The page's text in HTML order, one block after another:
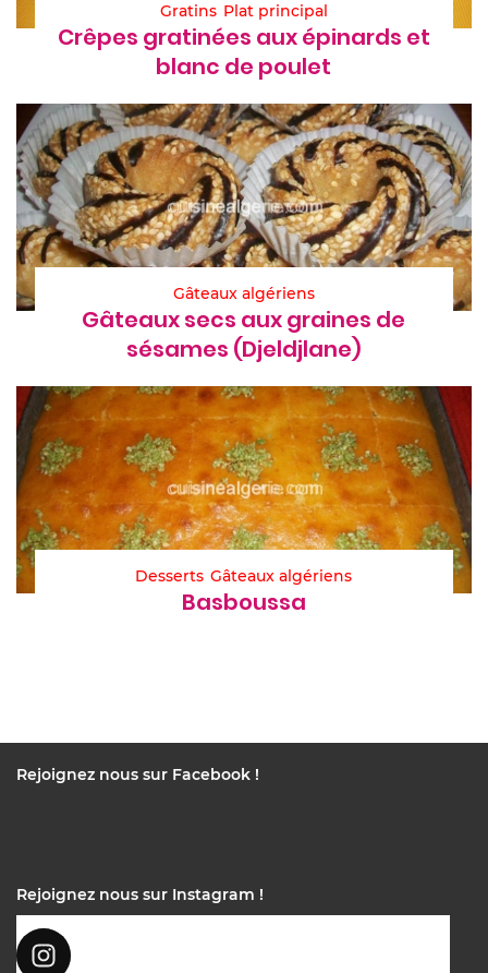
Gratins Plat principal
Crêpes gratinées aux épinards et
blanc de poulet
Gâteaux algériens
Gâteaux secs aux graines de
sésames (Djeldjlane)
Desserts Gâteaux algériens
Basboussa
Rejoignez nous sur Facebook !
Rejoignez nous sur Instagram !